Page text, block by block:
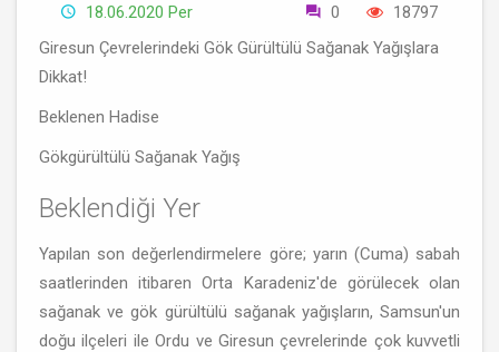
18.06.2020 Per 0
18797
Giresun Çevrelerindeki Gök Gürültülü Sağanak Yağışlara
Dikkat!
Beklenen Hadise
Gökgürültülü Sağanak Yağış
Beklendiği Yer
Yapılan son değerlendirmelere göre; yarın (Cuma) sabah
saatlerinden itibaren Orta Karadeniz'de görülecek olan
sağanak ve gök gürültülü sağanak yağışların, Samsun'un
doğu ilçeleri ile Ordu ve Giresun çevrelerinde çok kuvvetli